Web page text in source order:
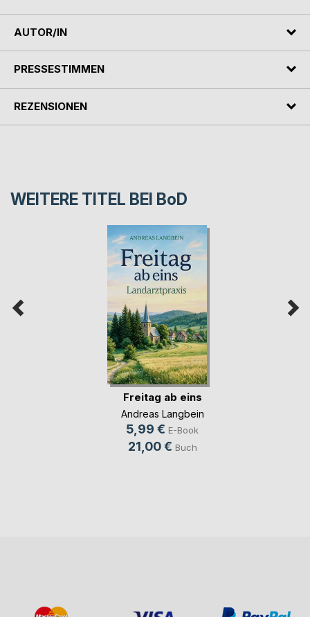
AUTOR/IN
PRESSESTIMMEN
REZENSIONEN
WEITERE TITEL BEI BoD
Freitag ab eins
Andreas Langbein
5,99 € E-Book
21,00 € Buch